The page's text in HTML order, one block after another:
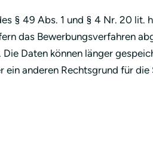
§ 49 Abs. 1 und § 4 Nr. 20 lit.
das Bewerbungsverfahren
Daten können länger
anderen Rechtsgrund für die